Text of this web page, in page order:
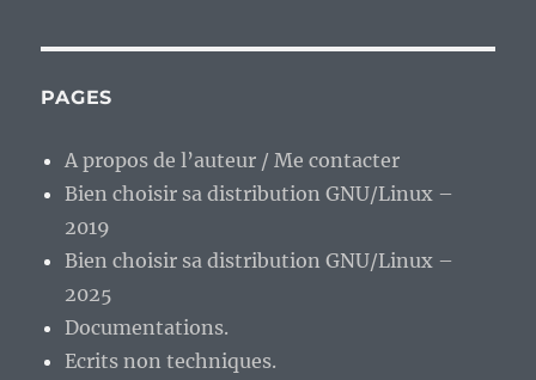
concurrent
de
proposé
PAGES
A propos de l’auteur / Me contacter
Bien choisir sa distribution GNU/Linux –
2019
Bien choisir sa distribution GNU/Linux –
2025
Documentations.
Ecrits non techniques.